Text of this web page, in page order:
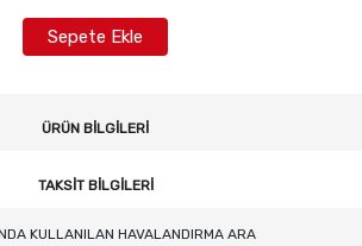
Sepete Ekle
ÜRÜN BILGILERI
TAKSIT BILGILERI
KULLANILAN HAVALANDIRMA ARA